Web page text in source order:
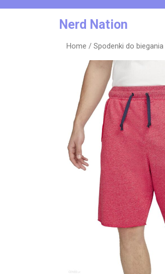
Nerd Nation
Home / Spodenki do biegania